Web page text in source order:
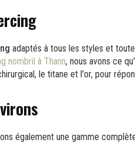
adaptés à tous les styles et
nombril à Thann, nous avons ce
le titane et l'or, pour
également une gamme